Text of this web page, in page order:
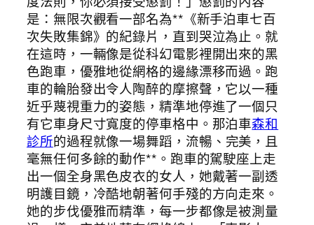
是：無限次觀看一部名為**《新手泊車七百
次失敗集錦》的紀錄片，直到哭泣為止。就
在這時，一輛像是從科幻電影裡開出來的黑
色跑車，優雅地從網格的邊緣漂移而過。跑
車的輪胎發出令人陶醉的摩擦聲，它以一種
近乎蔑視重力的姿態，精準地停進了一個只
有它車身尺寸寬度的停車格中。那泊車森和
診所的過程就像一場舞蹈，流暢、完美，且
毫無任何多餘的動作**。跑車的駕駛座上走
出一個全身黑色皮衣的女人，她戴著一副透
明護目鏡，冷酷地朝著何手殘的方向走來。
她的步伐優雅而精準，每一步都像是被測量